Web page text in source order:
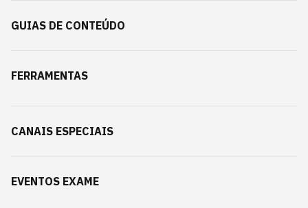
GUIAS DE CONTEÚDO
FERRAMENTAS
CANAIS ESPECIAIS
EVENTOS EXAME